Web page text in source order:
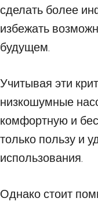
сделать более
избежать
будущем.
Учитывая эти
низкошумные
комфортную и
только пользу и
использования.
Однако стоит